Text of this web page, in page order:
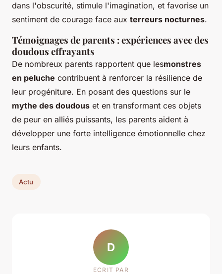
dans l'obscurité, stimule l'imagination, et favorise un
sentiment de courage face aux terreurs nocturnes.
Témoignages de parents : expériences avec des
doudous effrayants
De nombreux parents rapportent que lesmonstres
en peluche contribuent à renforcer la résilience de
leur progéniture. En posant des questions sur le
mythe des doudous et en transformant ces objets
de peur en alliés puissants, les parents aident à
développer une forte intelligence émotionnelle chez
leurs enfants.
Actu
D
ECRIT PAR